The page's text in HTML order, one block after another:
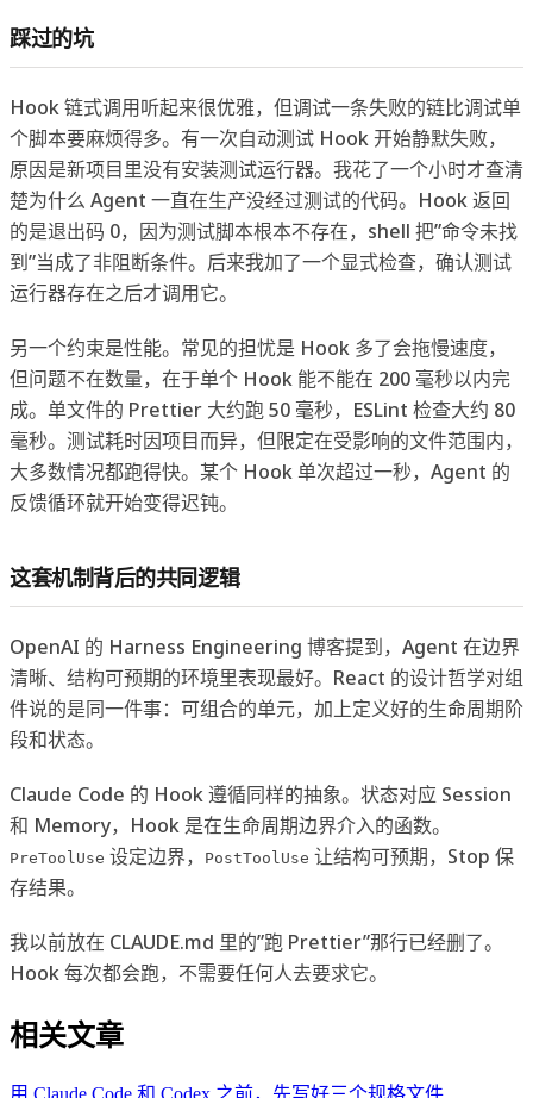
踩过的坑
Hook 链式调用听起来很优雅，但调试一条失败的链比调试单
个脚本要麻烦得多。有一次自动测试 Hook 开始静默失败，
原因是新项目里没有安装测试运行器。我花了一个小时才查清
楚为什么 Agent 一直在生产没经过测试的代码。Hook 返回
的是退出码 0，因为测试脚本根本不存在，shell 把”命令未找
到”当成了非阻断条件。后来我加了一个显式检查，确认测试
运行器存在之后才调用它。
另一个约束是性能。常见的担忧是 Hook 多了会拖慢速度，
但问题不在数量，在于单个 Hook 能不能在 200 毫秒以内完
成。单文件的 Prettier 大约跑 50 毫秒，ESLint 检查大约 80
毫秒。测试耗时因项目而异，但限定在受影响的文件范围内，
大多数情况都跑得快。某个 Hook 单次超过一秒，Agent 的
反馈循环就开始变得迟钝。
这套机制背后的共同逻辑
OpenAI 的 Harness Engineering 博客提到，Agent 在边界
清晰、结构可预期的环境里表现最好。React 的设计哲学对组
件说的是同一件事：可组合的单元，加上定义好的生命周期阶
段和状态。
Claude Code 的 Hook 遵循同样的抽象。状态对应 Session
和 Memory，Hook 是在生命周期边界介入的函数。
PreToolUse 设定边界， PostToolUse 让结构可预期，Stop 保
存结果。
我以前放在 CLAUDE.md 里的”跑 Prettier”那行已经删了。
Hook 每次都会跑，不需要任何人去要求它。
相关文章
用 Claude Code 和 Codex 之前，先写好三个规格文件